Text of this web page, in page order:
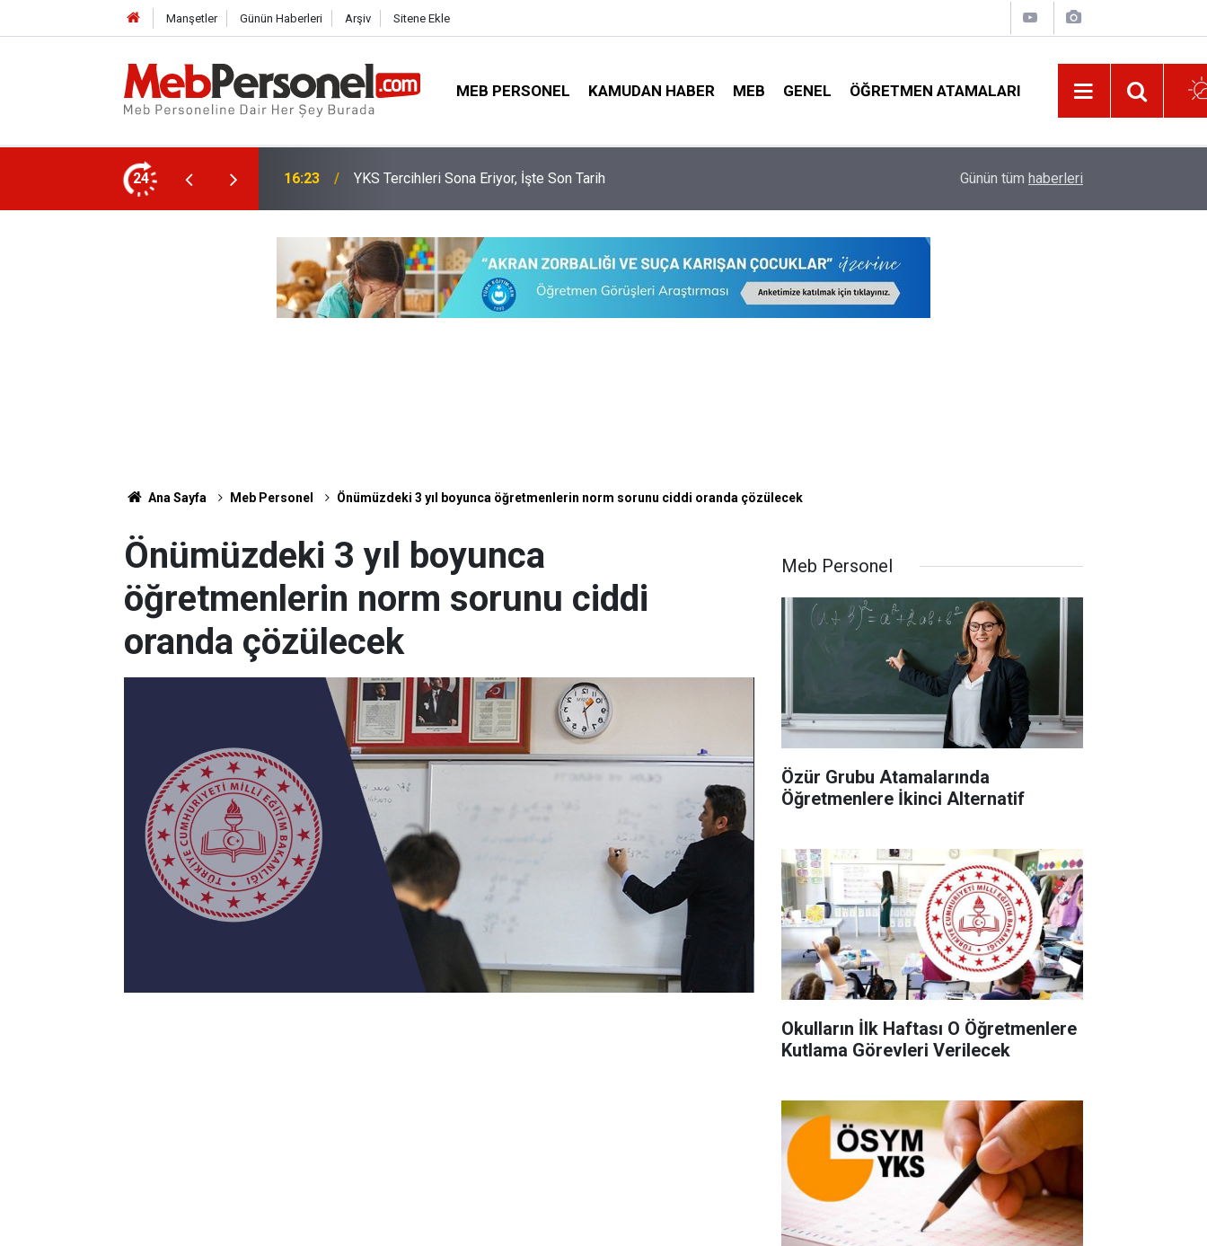
Manşetler Günün Haberleri Arşiv Sitene Ekle
MEB PERSONEL KAMUDAN HABER MEB GENEL ÖĞRETMEN ATAMALARI
24 15:35
Öğretmenler İl Dışı Özür Grubu İçin İl Emri İstiyor? Bakanlıktan Cevap Geldi
Mi?
Günün tüm haberleri
Ana Sayfa Meb Personel Önümüzdeki 3 yıl boyunca öğretmenlerin norm sorunu ciddi oranda çözülecek
Önümüzdeki 3 yıl boyunca
öğretmenlerin norm sorunu ciddi
oranda çözülecek
Meb Personel
Özür Grubu Atamalarında
Öğretmenlere İkinci Alternatif
Okulların İlk Haftası O Öğretmenlere
Kutlama Görevleri Verilecek